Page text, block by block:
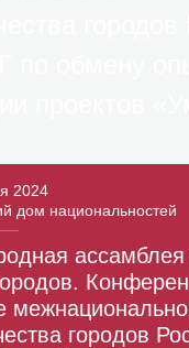
2024
дом национальностей
ассамблея
городов